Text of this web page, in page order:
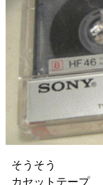
そうそう
カセットテープ